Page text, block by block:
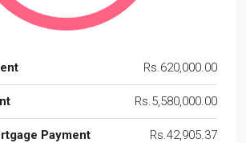
Rs.620,000.00
Rs.5,580,000.00
Payment Rs.42,905.37